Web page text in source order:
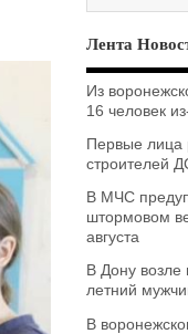
Лента
Из
16 человек
Первые лица
строителей
В МЧС
штормовом
августа
В Дону возле
летний
В